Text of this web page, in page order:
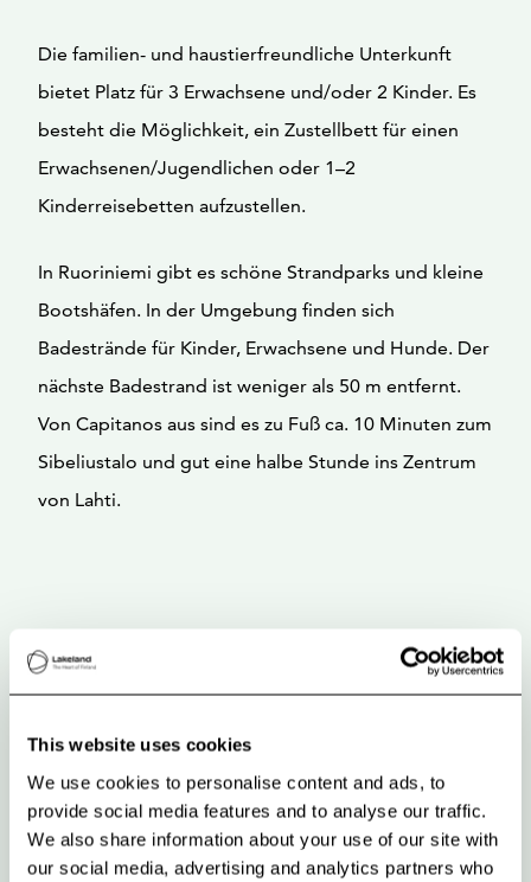
This website uses cookies
We use cookies to personalise content and ads, to
provide social media features and to analyse our traffic.
We also share information about your use of our site with
our social media, advertising and analytics partners who
Die familien- und haustierfreundliche Unterkunft
bietet Platz für 3 Erwachsene und/oder 2 Kinder. Es
besteht die Möglichkeit, ein Zustellbett für einen
Erwachsenen/Jugendlichen oder 1–2
Kinderreisebetten aufzustellen.
In Ruoriniemi gibt es schöne Strandparks und kleine
Bootshäfen. In der Umgebung finden sich
Badestrände für Kinder, Erwachsene und Hunde. Der
nächste Badestrand ist weniger als 50 m entfernt.
Von Capitanos aus sind es zu Fuß ca. 10 Minuten zum
Sibeliustalo und gut eine halbe Stunde ins Zentrum
von Lahti.